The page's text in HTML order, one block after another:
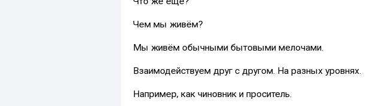
Чем мы живём?
Мы живём обычными бытовыми мелочами.
Взаимодействуем друг с другом. На разных уровнях.
Например, как чиновник и проситель.